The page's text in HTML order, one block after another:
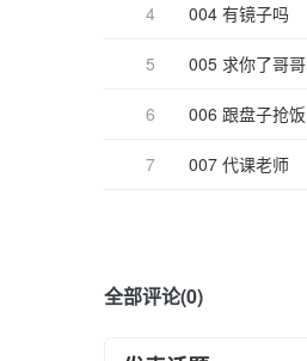
4 004 有镜子吗
5 005 求你了哥哥
6 006 跟盘子抢饭
7 007 代课老师
全部评论(0)